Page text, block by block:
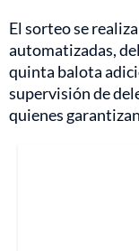
El sorteo se
automatizadas,
quinta balota
supervisión de
quienes